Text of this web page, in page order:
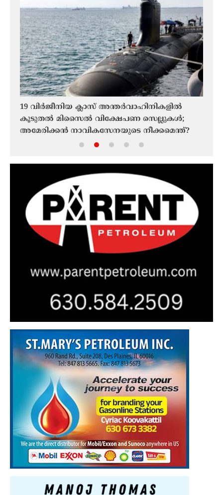
19 വിർജീനിയ ക്ലാസ് അന്തർവാഹിനികളിൽ
കൂടുതൽ മിസൈൽ വിക്ഷേപണ സെല്ലുകൾ;
അമേരിക്കൻ നാവികസേനയുടെ നീക്കമെന്ത്?